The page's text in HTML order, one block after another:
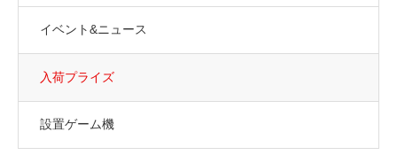
イベント&ニュース
入荷プライズ
設置ゲーム機